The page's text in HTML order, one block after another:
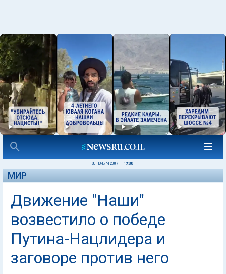
30 НОЯБРЯ 2007 19:38
МИР
Движение "Наши"
возвестило о победе
Путина-Нацлидера и
заговоре против него